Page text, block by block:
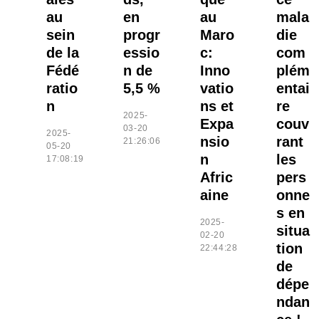
au
sein
de la
Fédé
ratio
n
2025-
05-20
17:08:19
en
progr
essio
n de
5,5 %
2025-
03-20
21:26:06
au
Maro
c:
Inno
vatio
ns et
Expa
nsio
n
Afric
aine
2025-
02-20
22:44:28
mala
die
com
plém
entai
re
couv
rant
les
pers
onne
s en
situa
tion
de
dépe
ndan